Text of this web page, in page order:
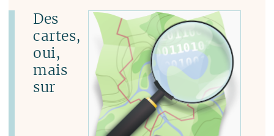
Des
cartes,
oui,
mais
sur